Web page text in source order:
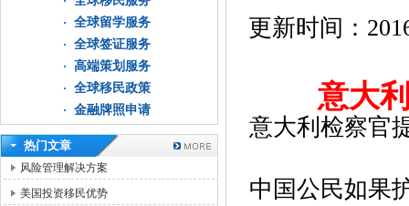
全球留学服务
全球签证服务
高端策划服务
全球移民政策
金融牌照申请
热门文章
风险管理解决方案
美国投资移民优势
更新时间：
意大
意大利检察官
中国公民如果